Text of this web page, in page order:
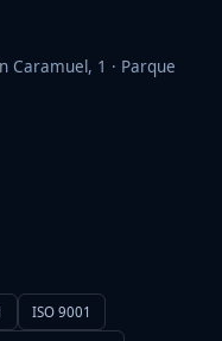
Caramuel, 1 · Parque
ISO 9001